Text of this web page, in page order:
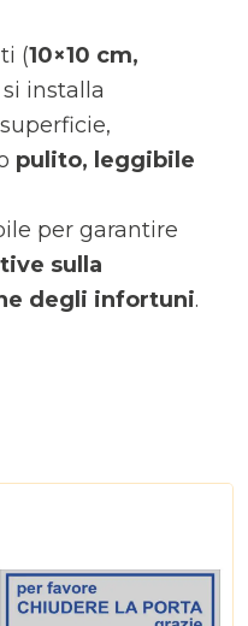
(10×10 cm,
si installa
pulito, leggibile
per garantire
sulla
degli infortuni.